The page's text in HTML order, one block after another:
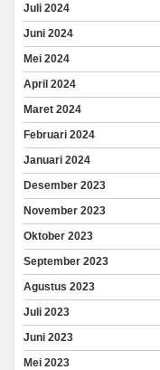
Juli 2024
Juni 2024
Mei 2024
April 2024
Maret 2024
Februari 2024
Januari 2024
Desember 2023
November 2023
Oktober 2023
September 2023
Agustus 2023
Juli 2023
Juni 2023
Mei 2023